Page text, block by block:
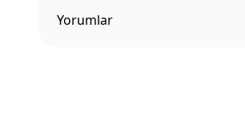
Yorumlar